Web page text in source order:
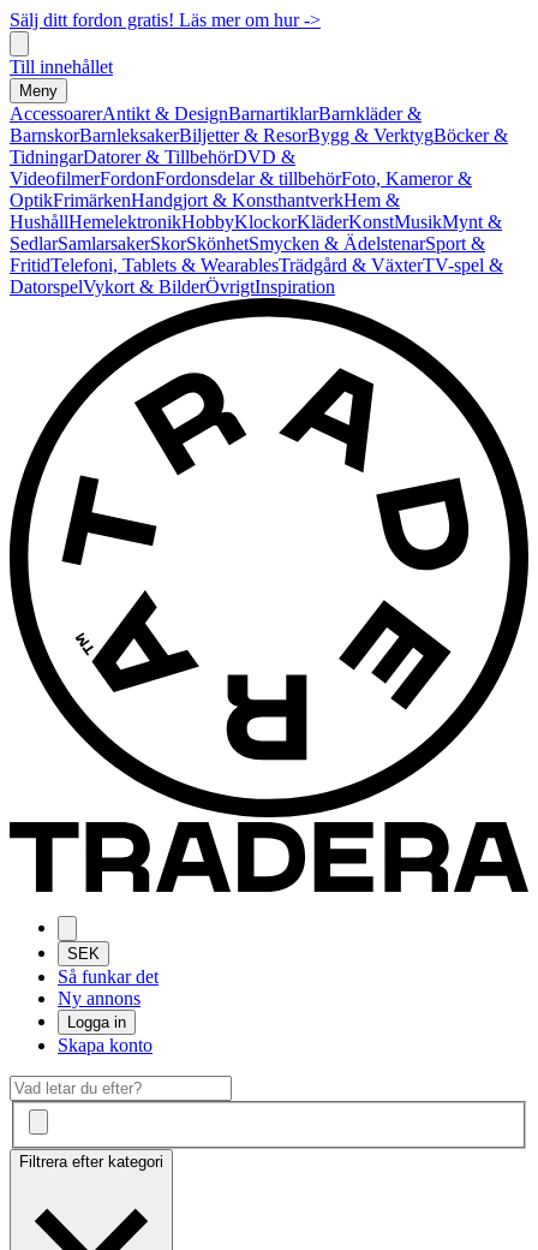
Sälj ditt fordon gratis! Läs mer om hur ->
Till innehållet
Meny
AccessoarerAntikt & DesignBarnartiklarBarnkläder &
BarnskorBarnleksakerBiljetter & ResorBygg & VerktygBöcker &
TidningarDatorer & TillbehörDVD &
VideofilmerFordonFordonsdelar & tillbehörFoto, Kameror &
OptikFrimärkenHandgjort & KonsthantverkHem &
HushållHemelektronikHobbyKlockorKläderKonstMusikMynt &
SedlarSamlarsakerSkorSkönhetSmycken & ÄdelstenarSport &
FritidTelefoni, Tablets & WearablesTrädgård & VäxterTV-spel &
DatorspelVykort & BilderÖvrigtInspiration
SEK
Så funkar det
Ny annons
Logga in
Skapa konto
Filtrera efter kategori